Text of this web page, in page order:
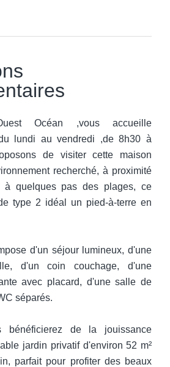
Océan ,vous accueille
lundi au vendredi ,de 8h30 à
de visiter cette maison
recherché, à proximité
à quelques pas des plages, ce
type 2 idéal un pied-à-terre en
d'un séjour lumineux, d'une
d'un coin couchage, d'une
avec placard, d'une salle de
séparés.
bénéficierez de la jouissance
jardin privatif d'environ 52 m²
parfait pour profiter des beaux